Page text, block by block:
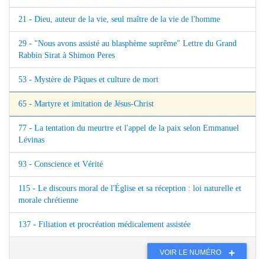
21 - Dieu, auteur de la vie, seul maître de la vie de l'homme
29 - "Nous avons assisté au blasphème suprême" Lettre du Grand
Rabbin Sirat à Shimon Peres
53 - Mystère de Pâques et culture de mort
65 - Martyre et imitation de Jésus-Christ
77 - La tentation du meurtre et l'appel de la paix selon Emmanuel
Lévinas
93 - Conscience et Vérité
115 - Le discours moral de l'Église et sa réception : loi naturelle et
morale chrétienne
137 - Filiation et procréation médicalement assistée
VOIR LE NUMÉRO